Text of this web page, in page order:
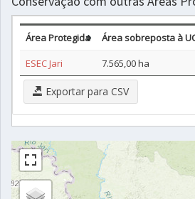
Área Protegida Área sobreposta à
ESEC Jari
7.565,00 ha
Exportar para CSV